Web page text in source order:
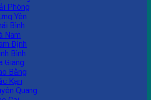
Phòng
Yên
Bình
Nam
Định
Bình
Giang
Bằng
Kạn
Quang